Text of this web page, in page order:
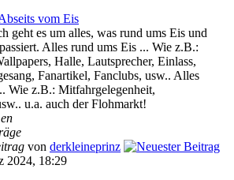
vom Eis
geht es um alles, was rund ums Eis und
Alles rund ums Eis ... Wie z.B.:
Halle, Lautsprecher, Einlass,
Fanartikel, Fanclubs, usw.. Alles
Wie z.B.: Mitfahrgelegenheit,
u.a. auch der Flohmarkt!
von derkleineprinz
2024, 18:29